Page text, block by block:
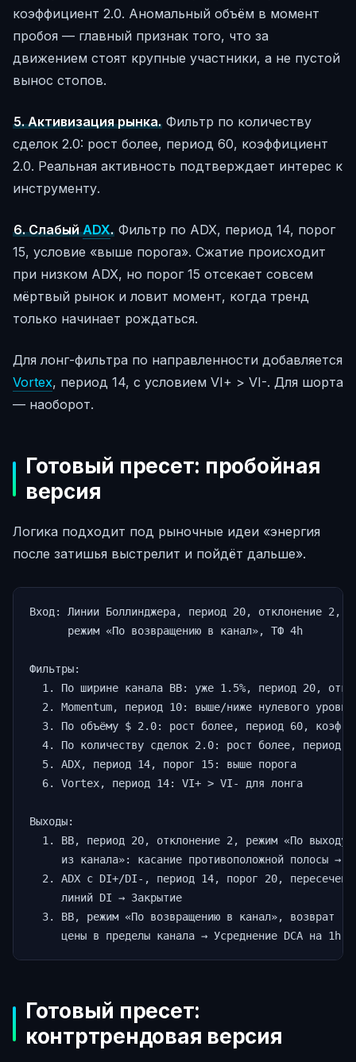
коэффициент 2.0. Аномальный объём в момент
пробоя — главный признак того, что за
движением стоят крупные участники, а не пустой
вынос стопов.
5. Активизация рынка.Фильтр по количеству
сделок 2.0: рост более, период 60, коэффициент
2.0. Реальная активность подтверждает интерес к
инструменту.
6. СлабыйADX.Фильтр по ADX, период 14, порог
15, условие «выше порога». Сжатие происходит
при низком ADX, но порог 15 отсекает совсем
мёртвый рынок и ловит момент, когда тренд
только начинает рождаться.
Для лонг-фильтра по направленности добавляется
Vortex, период 14, с условием VI+ > VI-. Для шорта
— наоборот.
Готовый пресет: пробойная
версия
Логика подходит под рыночные идеи «энергия
после затишья выстрелит и пойдёт дальше».
Вход: Линии Боллинджера, период 20, отклонение 2,
      режим «По возвращению в канал», ТФ 4h
Фильтры:
1. По ширине канала BB: уже 1.5%, период 20,
  2. Momentum, период 10: выше/ниже нулевого уровня
3. По объёму $ 2.0: рост более, период 60, коэф.
4. По количеству сделок 2.0: рост более, период
  5. ADX, период 14, порог 15: выше порога
  6. Vortex, период 14: VI+ > VI- для лонга
Выходы:
  1. BB, период 20, отклонение 2, режим «По выходу
из канала»: касание противоположной полосы →
2. ADX с DI+/DI-, период 14, порог 20,
     линий DI → Закрытие
  3. BB, режим «По возвращению в канал», возврат
     цены в пределы канала → Усреднение DCA на 1h
Готовый пресет:
контртрендовая версия